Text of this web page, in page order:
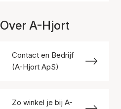
Over A-Hjort
Contact en Bedrijf
(A-Hjort ApS)
Zo winkel je bij A-